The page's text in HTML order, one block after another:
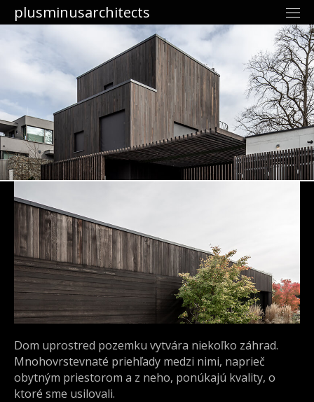
plusminusarchitects
Dom uprostred pozemku vytvára niekoľko záhrad.
Mnohovrstevnaté priehľady medzi nimi, naprieč
obytným priestorom a z neho, ponúkajú kvality, o
ktoré sme usilovali.